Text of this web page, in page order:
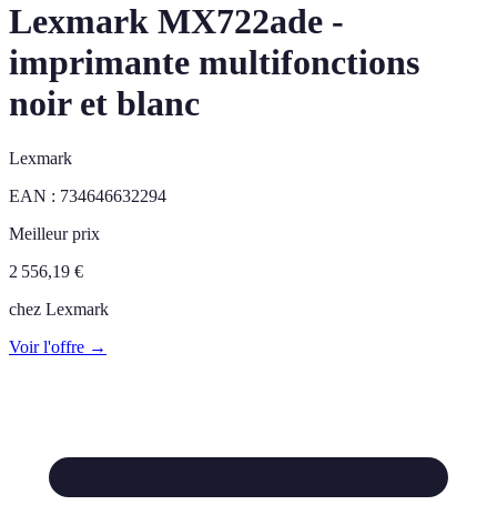
Lexmark MX722ade -
imprimante multifonctions
noir et blanc
Lexmark
EAN : 734646632294
Meilleur prix
2 556,19 €
chez Lexmark
Voir l'offre →